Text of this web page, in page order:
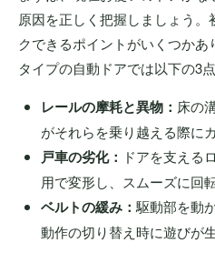
原因を正しく把握しましょう
クできるポイントがいくつか
タイプの自動ドアでは以下の3点
レールの摩耗と異物： 床の
がそれらを乗り越える際に
戸車の劣化： ドアを支える
用で変形し、スムーズに回
ベルトの緩み：駆動部を動
動作の切り替え時に遊びが